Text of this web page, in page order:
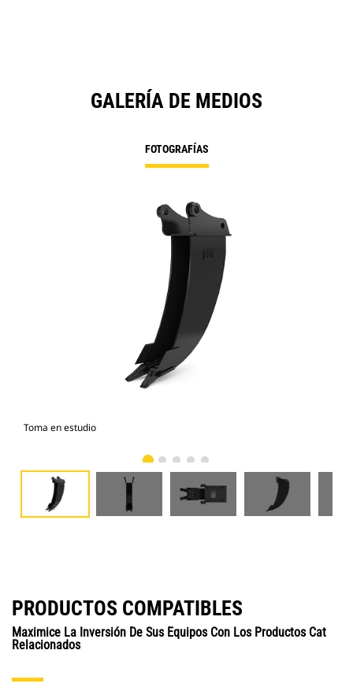
GALERÍA DE MEDIOS
FOTOGRAFÍAS
Toma en estudio
PRODUCTOS COMPATIBLES
Maximice La Inversión De Sus Equipos Con Los Productos Cat
Relacionados